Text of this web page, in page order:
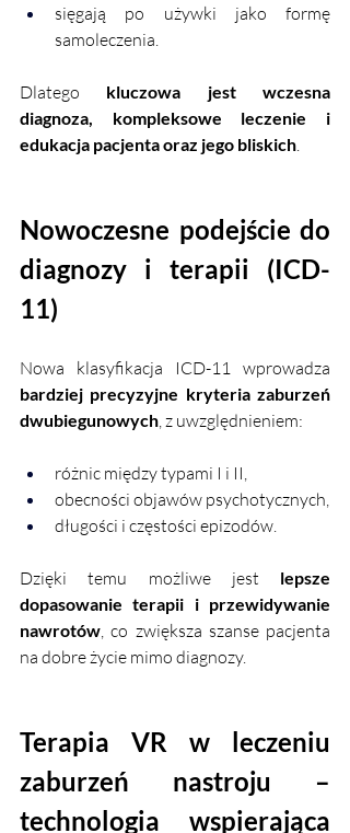
sięgają po używki jako formę
samoleczenia.
Dlatego kluczowa jest wczesna
diagnoza, kompleksowe leczenie i
edukacja pacjenta oraz jego bliskich
Nowoczesne podejście do
diagnozy i terapii (ICD-
11)
bardziej precyzyjne kryteria zaburzeń
dwubiegunowych , z uwzględnieniem:
różnic między typami I i II,
obecności objawów psychotycznych,
długości i częstości epizodów.
Dzięki temu możliwe jest lepsze
dopasowanie terapii i przewidywanie
nawrotów , co zwiększa szanse pacjenta
na dobre życie mimo diagnozy.
Terapia VR w leczeniu
zaburzeń nastroju –
technologia wspierająca